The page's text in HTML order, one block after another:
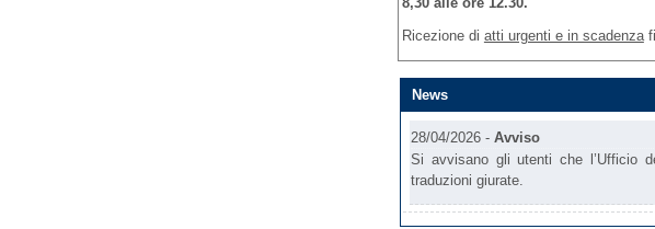
Ricezione di atti urgenti e in scadenza
News
28/04/2026 - Avviso
Si avvisano gli utenti che l’Ufficio
traduzioni giurate.